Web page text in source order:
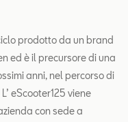
prodotto da un brand
ed è il precursore di una
anni, nel percorso di
eScooter125 viene
con sede a